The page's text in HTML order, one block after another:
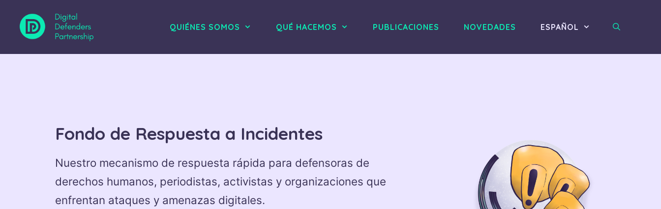
contenido
QUIÉNES SOMOS QUÉ HACEMOS PUBLICACIONES NOVEDADES ESPAÑOL
Fondo de Respuesta a Incidentes
Nuestro mecanismo de respuesta rápida para defensoras de
derechos humanos, periodistas, activistas y organizaciones que
enfrentan ataques y amenazas digitales.